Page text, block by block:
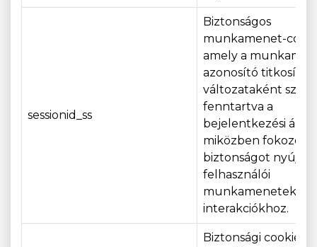
sessionid_ss
Biztonságos
munkamenet-
amely a
azonosító titkosított
változataként
fenntartva a
bejelentkezési
miközben fokozott
biztonságot nyújt a
felhasználói
interakciókhoz.
Biztonsági cookie,